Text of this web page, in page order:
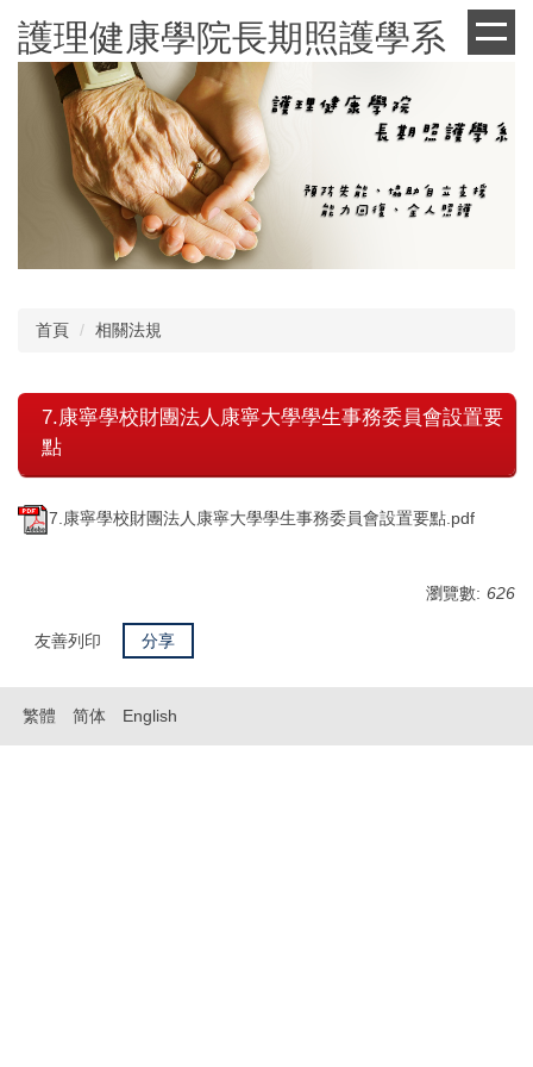
跳
到
主
護理健康學院長期照護學系
首頁 相關法規
7.康寧學校財團法人康寧大學學生事務委員會設置要
點
7.康寧學校財團法人康寧大學學生事務委員會設置要點.pdf
瀏覽數: 626
友善列印 分享
繁體 简体 English